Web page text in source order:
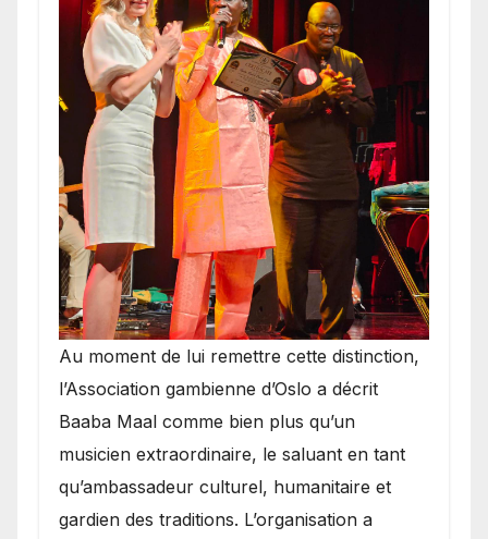
​Au moment de lui remettre cette distinction,
l’Association gambienne d’Oslo a décrit
Baaba Maal comme bien plus qu’un
musicien extraordinaire, le saluant en tant
qu’ambassadeur culturel, humanitaire et
gardien des traditions. L’organisation a